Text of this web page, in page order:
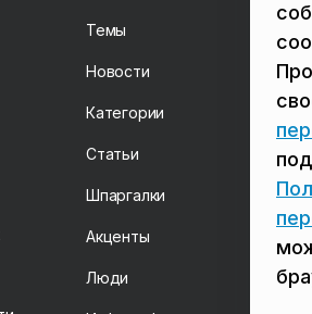
Темы
Новости
Категории
Статьи
Шпаргалки
Акценты
Люди